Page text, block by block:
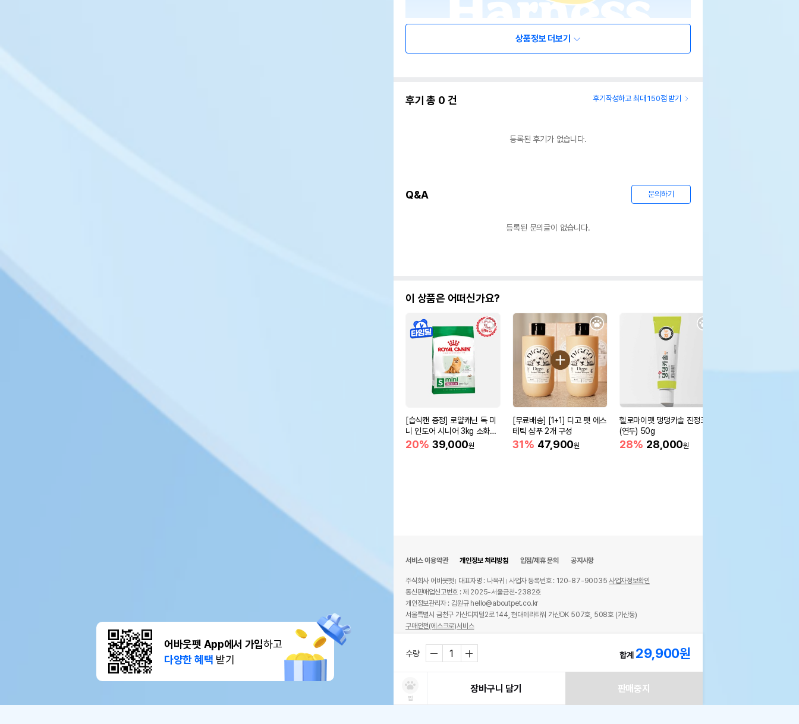
어바웃펫 App에서 가입하고
다양한 혜택 받기
상품정보 더보기
후기 총 0 건 후기작성하고 최대 150점 받기
등록된 후기가 없습니다.
Q&A 문의하기
등록된 문의글이 없습니다.
이 상품은 어떠신가요?
[습식캔 증정] 로얄캐닌 독 미
니 인도어 시니어 3kg 소화도
움
20% 39,000원
[무료배송] [1+1] 디고 펫 에스
테틱 샴푸 2개 구성
31% 47,900원
헬로마이펫 댕댕카솔 진정크림
(연두) 50g
28% 28,000원
수량 합계 29,900원
찜
장바구니 담기 판매중지
서비스 이용약관 개인정보 처리방침 입점/제휴 문의 공지사항
주식회사 어바웃펫 대표자명 : 나옥귀 사업자 등록번호 : 120-87-90035사업자정보확인
통신판매업신고번호 : 제 2025-서울금천-2382호
개인정보관리자 : 김원규 hello@aboutpet.co.kr
서울특별시 금천구 가산디지털2로 144, 현대테라타워 가산DK 507호, 508호 (가산동)
구매안전(에스크로)서비스